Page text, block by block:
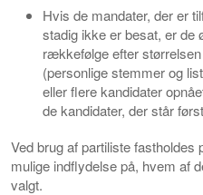
Hvis de mandater, der er
stadig ikke er besat, er de
rækkefølge efter
(personlige stemmer og
eller flere kandidater
de kandidater, der står
Ved brug af partiliste fastholdes
mulige indflydelse på, hvem af
valgt.